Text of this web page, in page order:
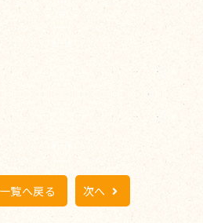
一覧へ戻る 次へ